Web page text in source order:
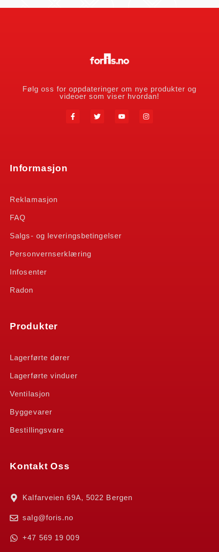
Følg oss for oppdateringer om nye produkter og
videoer som viser hvordan!
Informasjon
Reklamasjon
FAQ
Salgs- og leveringsbetingelser
Personvernserklæring
Infosenter
Radon
Produkter
Lagerførte dører
Lagerførte vinduer
Ventilasjon
Byggevarer
Bestillingsvare
Kontakt Oss
Kalfarveien 69A, 5022 Bergen
salg@foris.no
+47 569 19 009